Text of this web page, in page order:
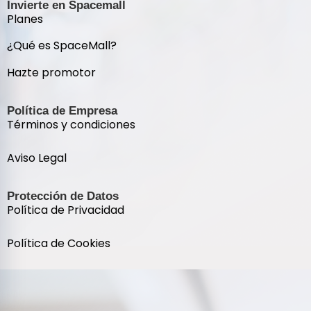
Invierte en Spacemall
Planes
¿Qué es SpaceMall?
Hazte promotor
Política de Empresa
Términos y condiciones
Aviso Legal
Protección de Datos
Política de Privacidad
Política de Cookies